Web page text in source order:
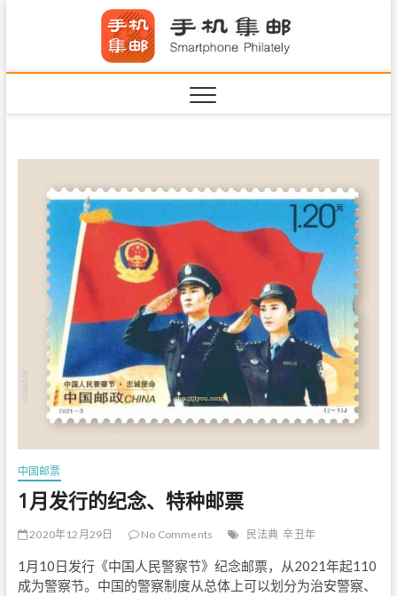
p
中国邮票
1月发行的纪念、特种邮票
2020年12月29日 No Comments 民法典 辛丑年
1月10日发行《中国人民警察节》纪念邮票，从2021年起110
成为警察节。中国的警察制度从总体上可以划分为治安警察、